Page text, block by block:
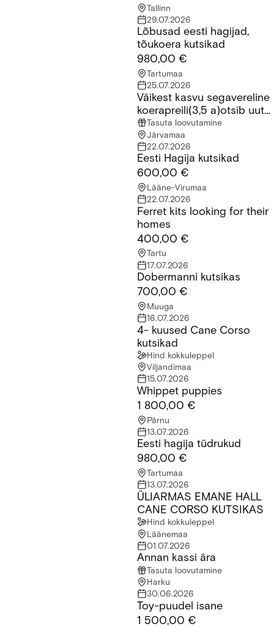
Tallinn
29.07.2026
Lõbusad eesti hagijad, tõukoera kutsikadLõbusad eesti hagijad,
tõukoera kutsikad
980,00 €
Tartumaa
25.07.2026
Väikest kasvu segavereline koerapreili(3,5 a)otsib uut kodu
Väikest kasvu segavereline
koerapreili(3,5 a)otsib uut
kodu
Tasuta loovutamine
Järvamaa
22.07.2026
Eesti Hagija kutsikad
600,00 €
Lääne-Virumaa
22.07.2026
Ferret kits looking for their homesFerret kits looking for their
homes
400,00 €
Tartu
17.07.2026
Dobermanni kutsikas
700,00 €
Muuga
16.07.2026
4- kuused Cane Corso kutsikad4- kuused Cane Corso
kutsikad
Hind kokkuleppel
Viljandimaa
15.07.2026
Whippet puppies
1 800,00 €
Pärnu
13.07.2026
Eesti hagija tüdrukud
980,00 €
Tartumaa
13.07.2026
ÜLIARMAS EMANE HALL CANE CORSO KUTSIKAS
ÜLIARMAS EMANE HALL
CANE CORSO KUTSIKAS
Hind kokkuleppel
Läänemaa
01.07.2026
Annan kassi ära
Tasuta loovutamine
Harku
30.06.2026
Toy-puudel isane
1 500,00 €